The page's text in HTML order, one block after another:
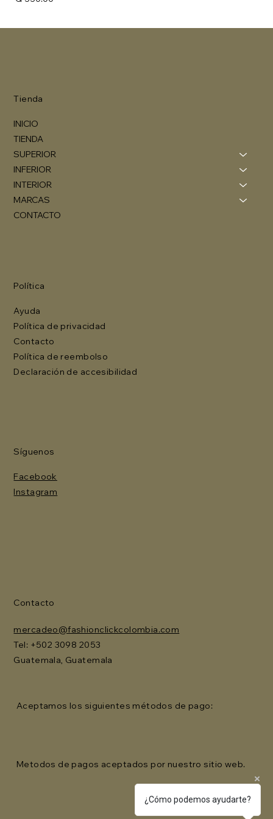
Tienda
INICIO
TIENDA
SUPERIOR
INFERIOR
INTERIOR
MARCAS
CONTACTO
Política
Ayuda
Política de privacidad
Contacto
Política de reembolso
Declaración de accesibilidad
Síguenos
Facebook
Instagram
Contacto
mercadeo@fashionclickcolombia.com
Tel: ‪+502 3098 2053‬
Guatemala, Guatemala
Aceptamos los siguientes métodos de pago:
Metodos de pagos aceptados por nuestro sitio web.
¿Cómo podemos ayudarte?